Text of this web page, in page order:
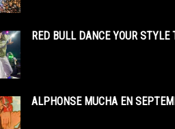
RED BULL DANCE YOUR
ALPHONSE MUCHA EN